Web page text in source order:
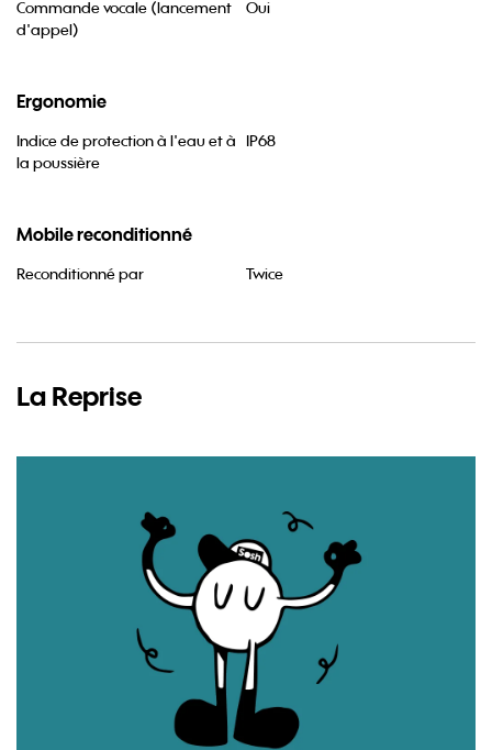
Commande vocale (lancement
d'appel)
Oui
Ergonomie
Indice de protection à l'eau et à
la poussière
IP68
Mobile reconditionné
Reconditionné par Twice
La Reprise